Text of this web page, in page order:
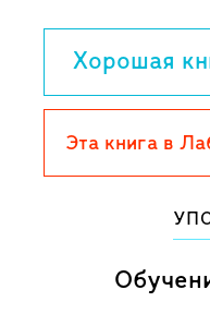
год.
Хорошая
Эта книга в